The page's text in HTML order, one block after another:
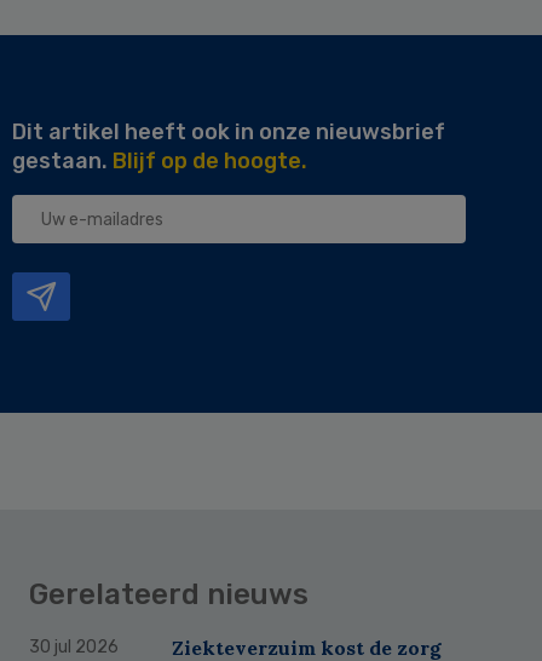
Dit artikel heeft ook in onze nieuwsbrief
gestaan. Blijf op de hoogte.
Uw
Gerelateerd nieuws
30 jul 2026
Ziekteverzuim kost de zorg